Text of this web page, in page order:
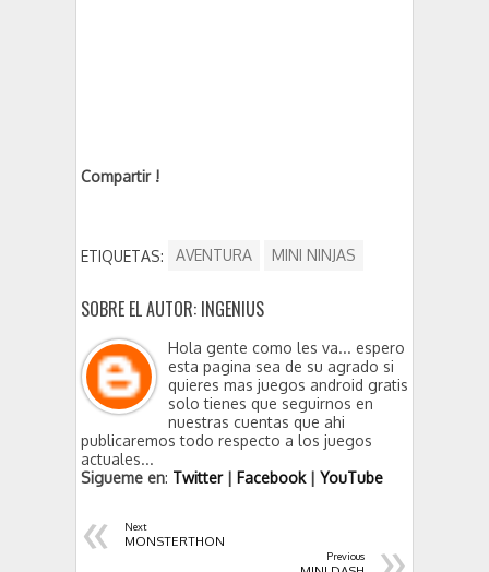
Compartir !
ETIQUETAS: AVENTURA MINI NINJAS
SOBRE EL AUTOR: INGENIUS
Hola gente como les va... espero
esta pagina sea de su agrado si
quieres mas juegos android gratis
solo tienes que seguirnos en
nuestras cuentas que ahi
publicaremos todo respecto a los juegos
actuales...
Sigueme en: Twitter| Facebook| YouTube
« Next
MONSTERTHON
Previous